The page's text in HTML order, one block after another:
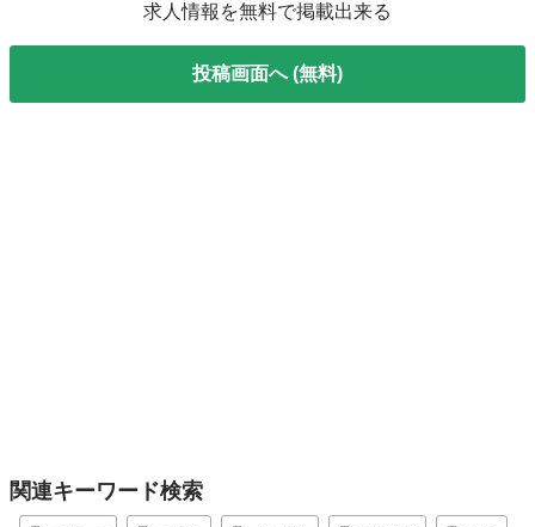
求人情報を無料で掲載出来る
投稿画面へ (無料)
関連キーワード検索